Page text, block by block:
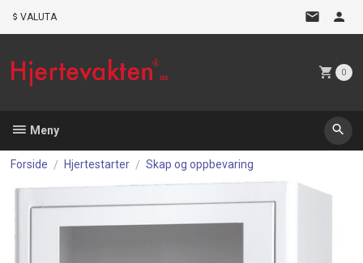
VALUTA
0
Meny
Forside Hjertestarter Skap og oppbevaring